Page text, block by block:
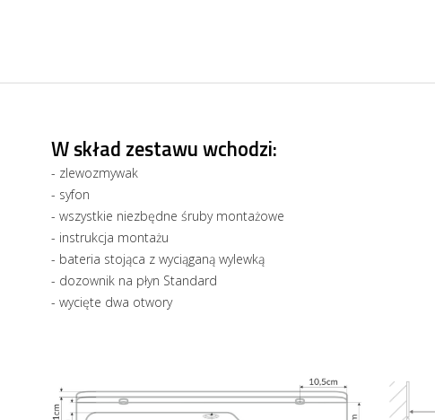
W skład zestawu wchodzi:
- zlewozmywak
- syfon
- wszystkie niezbędne śruby montażowe
- instrukcja montażu
- bateria stojąca z wyciąganą wylewką
- dozownik na płyn Standard
- wycięte dwa otwory